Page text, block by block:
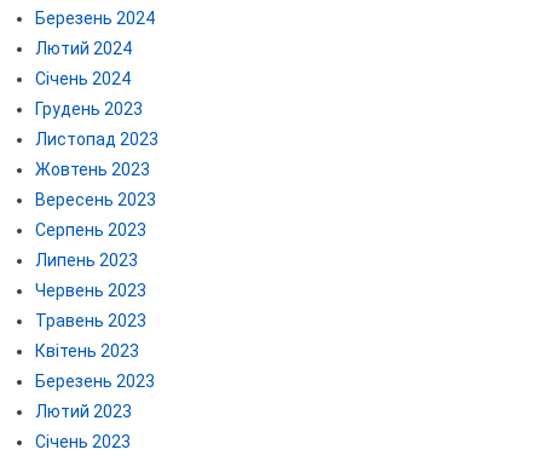
Березень 2024
Лютий 2024
Січень 2024
Грудень 2023
Листопад 2023
Жовтень 2023
Вересень 2023
Серпень 2023
Липень 2023
Червень 2023
Травень 2023
Квітень 2023
Березень 2023
Лютий 2023
Січень 2023